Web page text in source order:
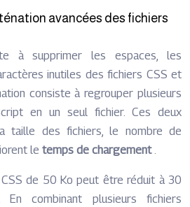
avancées des fichiers
à supprimer les espaces, les
inutiles des fichiers CSS et
consiste à regrouper plusieurs
en un seul fichier. Ces deux
taille des fichiers, le nombre de
le temps de chargement .
de 50 Ko peut être réduit à 30
En combinant plusieurs fichiers